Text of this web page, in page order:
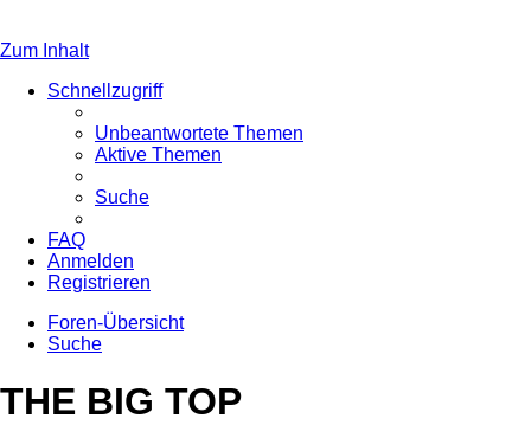
Zum Inhalt
Schnellzugriff
Unbeantwortete Themen
Aktive Themen
Suche
FAQ
Anmelden
Registrieren
Foren-Übersicht
Suche
THE BIG TOP